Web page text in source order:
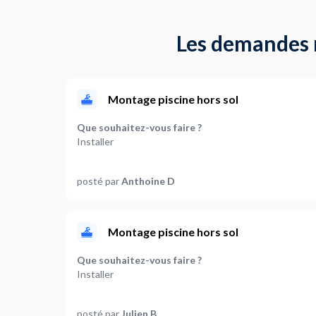
Les
Montage piscine hors sol
Que souhaitez-vous faire ?
Installer
Bois
Structure de la piscine
Où en êtes-vous dans votre projet ?
Je suis prêt à démarrer
posté parAnthoine D
Montage piscine hors sol
Que souhaitez-vous faire ?
Installer
posté parJulien B